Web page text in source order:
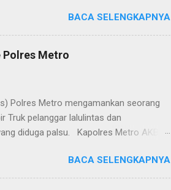
masyarakat. Kapolres Metro AKBP
akan terus berusaha memberikan
kepolisian, baik informasi
fungsi Kepolisian, ketika telah
BACA SELENGKAPNYA
Polres Metro
Polres Metro mengamankan seorang
Truk pelanggar lalulintas dan
diduga palsu. Kapolres Metro AKBP
Light (TL) simpang Taqwa, Jalan AH
Satlantas Polres Metro
BACA SELENGKAPNYA